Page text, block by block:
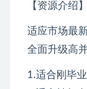
【资源介绍
适应市场最
全面升级高
1.适合刚毕